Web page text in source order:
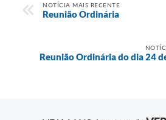
NOTÍCIA MAIS RECENTE
Reunião Ordinária
Reunião Ordinária do dia 24